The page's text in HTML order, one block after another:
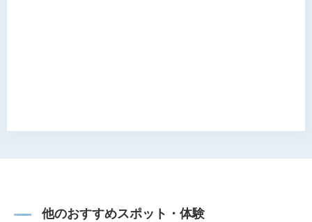
他のおすすめスポット・体験